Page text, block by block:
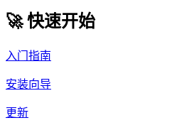
🚀 快速开始
入门指南
安装向导
更新